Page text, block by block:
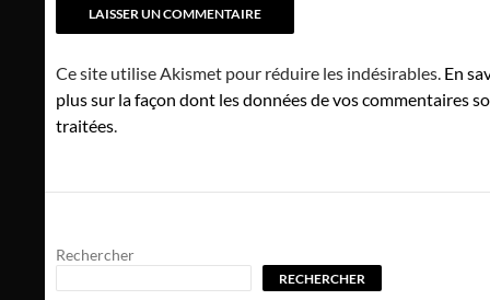
Ce site utilise Akismet pour réduire les indésirables. En
plus sur la façon dont les données de vos commentaires
traitées.
Rechercher
RECHERCHER